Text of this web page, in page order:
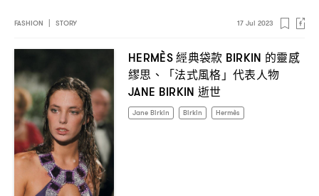
FASHION | STORY 17 Jul 2023
HERMÈS經典袋款 BIRKIN 的靈感
繆思、「法式風格」代表人物
JANE BIRKIN 逝世
Jane Birkin Birkin Hermès